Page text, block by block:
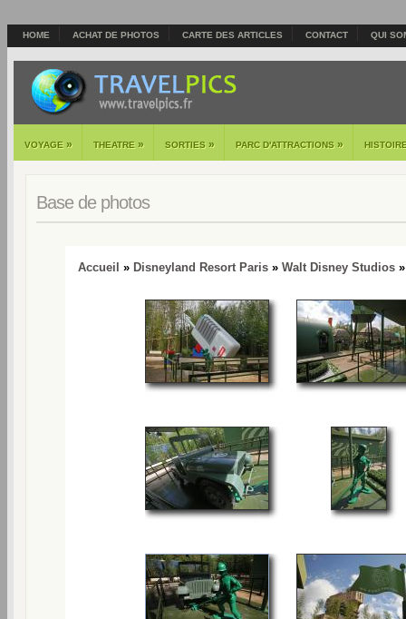
HOME ACHAT DE PHOTOS CARTE DES ARTICLES CONTACT QUI
VOYAGE » THEATRE » SORTIES » PARC D'ATTRACTIONS »
Base de photos
Accueil » Disneyland Resort Paris » Walt Disney Studios